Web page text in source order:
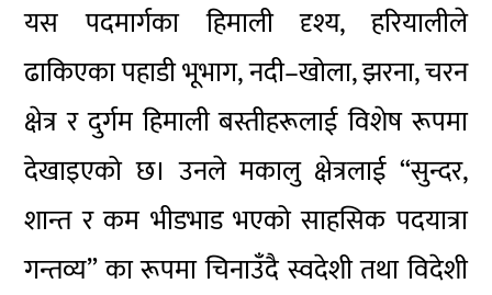
यस पदमार्गका हिमाली दृश्य, हरियालीले
ढाकिएका पहाडी भूभाग, नदी–खोला, झरना, चरन
क्षेत्र र दुर्गम हिमाली बस्तीहरूलाई विशेष रूपमा
देखाइएको छ। उनले मकालु क्षेत्रलाई “सुन्दर,
शान्त र कम भीडभाड भएको साहसिक पदयात्रा
गन्तव्य” का रूपमा चिनाउँदै स्वदेशी तथा विदेशी